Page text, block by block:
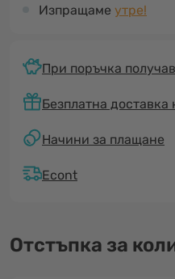
Изпращаме утре!
При поръчка
Безплатна доставка
Начини за плащане
Econt
Отстъпка за